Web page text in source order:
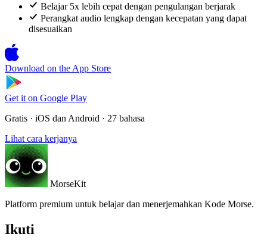
Belajar 5x lebih cepat dengan pengulangan berjarak
Perangkat audio lengkap dengan kecepatan yang dapat
disesuaikan
Download on the App Store
Get it on Google Play
Gratis · iOS dan Android · 27 bahasa
Lihat cara kerjanya
MorseKit
Platform premium untuk belajar dan menerjemahkan Kode Morse.
Ikuti